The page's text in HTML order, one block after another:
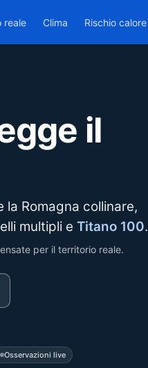
reale Clima Rischio calore
il
Romagna collinare,
multipli e Titano 100.
per il territorio reale.
Osservazioni live